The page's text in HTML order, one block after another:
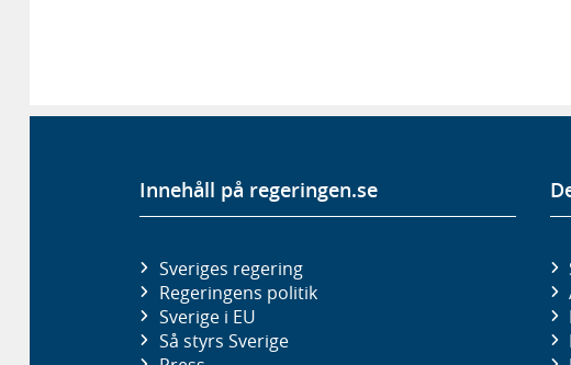
Innehåll på regeringen.se
Sveriges regering
Regeringens politik
Sverige i EU
Så styrs Sverige